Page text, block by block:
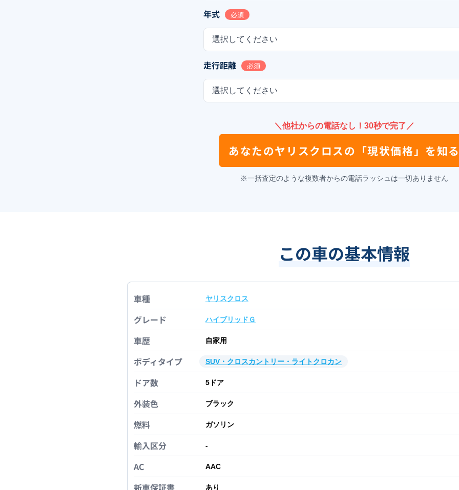
年式 必須
選択してください
走行距離 必須
選択してください
＼他社からの電話なし！30秒で完了／
あなたのヤリスクロスの 「現状価格」を知
※一括査定のような複数者からの電話ラッシュは一切ありません
この車の基本情報
車種 ヤリスクロス
グレード ハイブリッドＧ
車歴 自家用
ボディタイプ SUV・クロスカントリー・ライトクロカン
ドア数 5 ドア
外装色 ブラック
燃料 ガソリン
輸入区分 -
AC AAC
新車保証書 あり